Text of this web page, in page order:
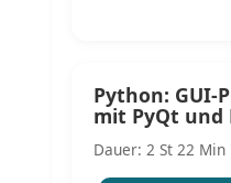
Python: GUI-
mit PyQt und
Dauer: 2 St 22 Min